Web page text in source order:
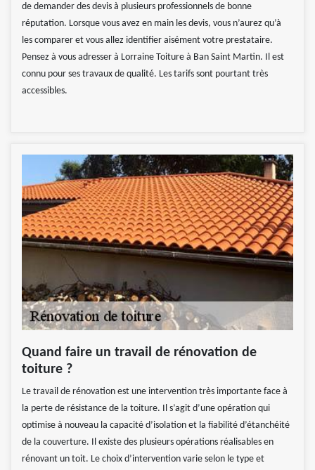
de demander des devis à plusieurs professionnels de bonne
réputation. Lorsque vous avez en main les devis, vous n’aurez qu’à
les comparer et vous allez identifier aisément votre prestataire.
Pensez à vous adresser à Lorraine Toiture à Ban Saint Martin. Il est
connu pour ses travaux de qualité. Les tarifs sont pourtant très
accessibles.
Quand faire un travail de rénovation de
toiture ?
Le travail de rénovation est une intervention très importante face à
la perte de résistance de la toiture. Il s’agit d’une opération qui
optimise à nouveau la capacité d’isolation et la fiabilité d’étanchéité
de la couverture. Il existe des plusieurs opérations réalisables en
rénovant un toit. Le choix d’intervention varie selon le type et